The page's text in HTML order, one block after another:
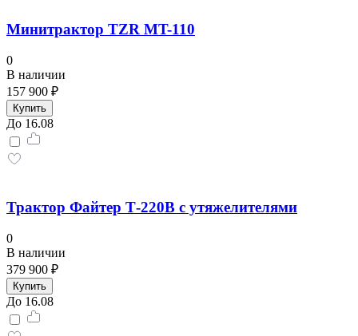
Минитрактор TZR MT-110
0
В наличии
157 900 ₽
Купить
До 16.08
Трактор Файтер Т-220В с утяжелителями
0
В наличии
379 900 ₽
Купить
До 16.08